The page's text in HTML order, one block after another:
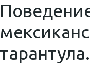
тарантула.